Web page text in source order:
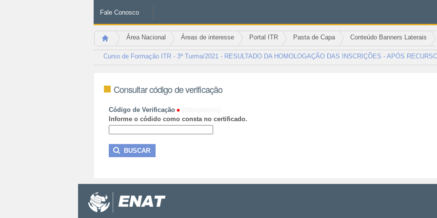
Fale Conosco
Área Nacional Áreas de interesse Portal ITR Pasta de Capa Conteúdo Banners Laterais
Curso de Formação ITR - 3ª Turma/2021 - RESULTADO DA HOMOLOGAÇÃO DAS INSCRIÇÕES - APÓS
Consultar código de verificação
Código de Verificação
Informe o códido como consta no certificado.